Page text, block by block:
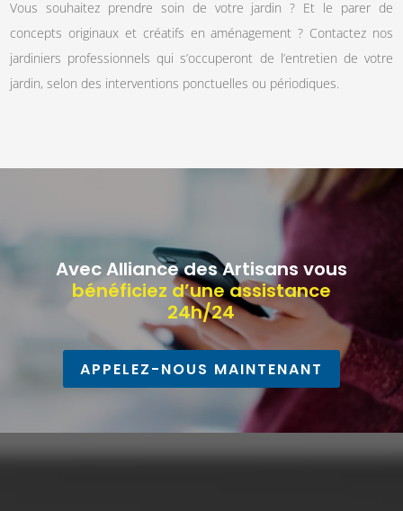
Vous souhaitez prendre soin de votre jardin ? Et le parer de
concepts originaux et créatifs en aménagement ? Contactez nos
jardiniers professionnels qui s’occuperont de l’entretien de votre
jardin, selon des interventions ponctuelles ou périodiques.
Avec Alliance des Artisans vous
bénéficiez d’une assistance
24h/24
APPELEZ-NOUS MAINTENANT